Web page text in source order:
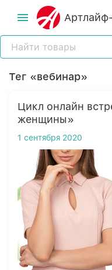
Тег «вебинар»
Цикл онлайн
женщины»
1 сентября 2020